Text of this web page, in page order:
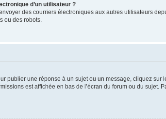
d’un utilisateur ?
des courriers électroniques aux autres utilisateurs
ou des robots.
publier une réponse à un sujet ou un message, cliquez sur
est affichée en bas de l’écran du forum ou du sujet.